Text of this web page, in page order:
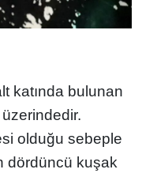
katında bulunan
olduğu sebeple
dördüncü kuşak